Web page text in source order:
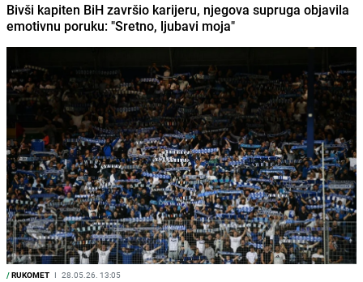
Bivši kapiten BiH završio karijeru, njegova supruga objavila
emotivnu poruku: "Sretno, ljubavi moja"
/RUKOMET I 28.05.26. 13:05